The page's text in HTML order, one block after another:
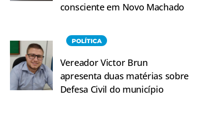
consciente em Novo Machado
POLÍTICA
Vereador Victor Brun
apresenta duas matérias sobre
Defesa Civil do município